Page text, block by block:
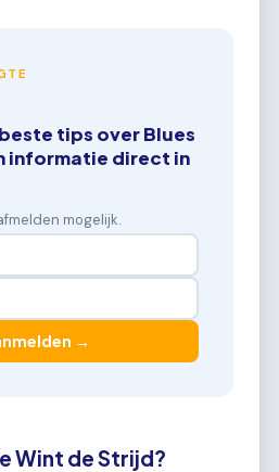
tips over Blues
informatie direct in
mogelijk.
→
Wint de Strijd?